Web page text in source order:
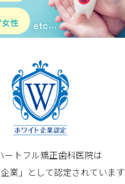
ートフル矯正歯科医院は
企業」として認定されています